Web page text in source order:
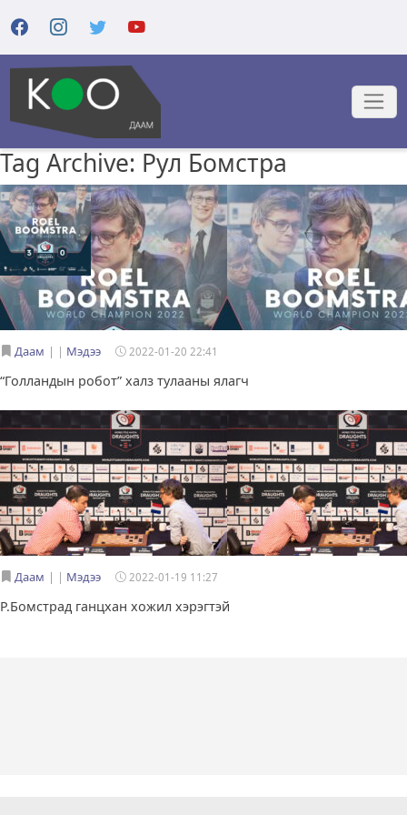
Tag Archive: Рул Бомстра
Даам | Мэдээ 2022-01-20 22:41
“Голландын робот” халз тулааны ялагч
Даам | Мэдээ 2022-01-19 11:27
Р.Бомстрад ганцхан хожил хэрэгтэй